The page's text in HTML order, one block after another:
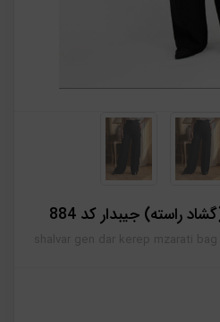
راسته) جیبدار کد 884